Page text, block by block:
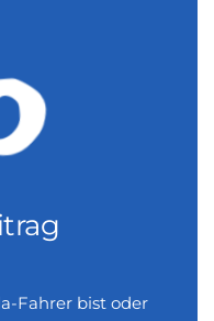
Fahrer bist oder